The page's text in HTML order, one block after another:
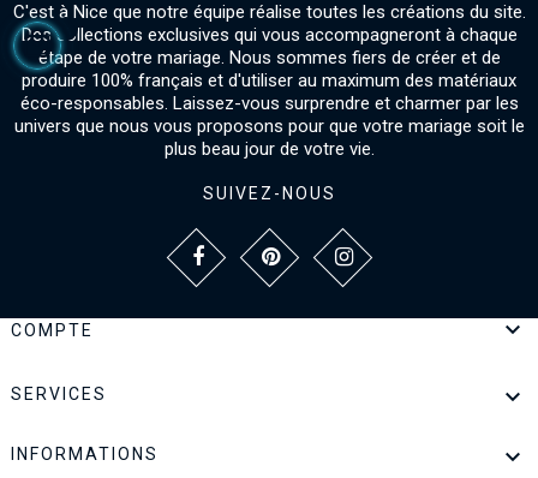
C'est à Nice que notre équipe réalise toutes les créations du site.
Des collections exclusives qui vous accompagneront à chaque
étape de votre mariage. Nous sommes fiers de créer et de
produire 100% français et d'utiliser au maximum des matériaux
éco-responsables. Laissez-vous surprendre et charmer par les
univers que nous vous proposons pour que votre mariage soit le
plus beau jour de votre vie.
SUIVEZ-NOUS
COMPTE 
SERVICES 
INFORMATIONS 